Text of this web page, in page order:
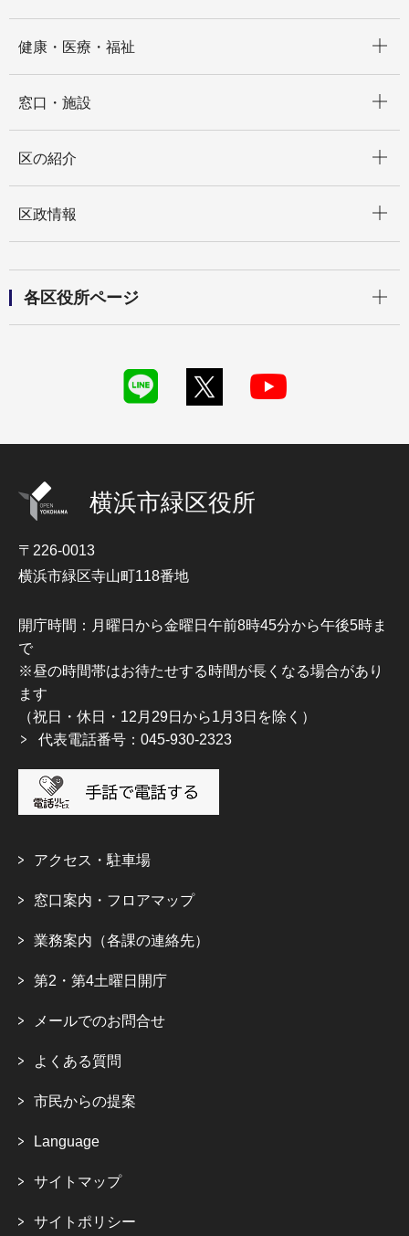
健康・医療・福祉
窓口・施設
区の紹介
区政情報
各区役所ページ
横浜市緑区役所
〒226-0013
横浜市緑区寺山町118番地
開庁時間：月曜日から金曜日午前8時45分から午後5時ま
で
※昼の時間帯はお待たせする時間が長くなる場合があり
ます
（祝日・休日・12月29日から1月3日を除く）
代表電話番号：045-930-2323
アクセス・駐車場
窓口案内・フロアマップ
業務案内（各課の連絡先）
第2・第4土曜日開庁
メールでのお問合せ
よくある質問
市民からの提案
Language
サイトマップ
サイトポリシー